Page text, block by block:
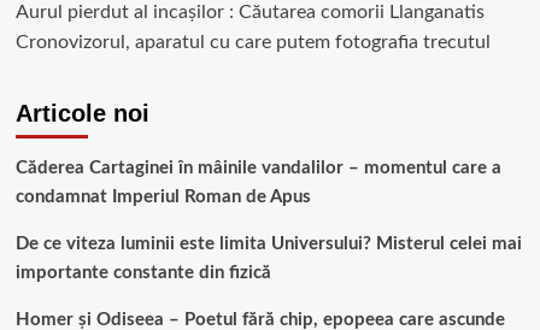
Aurul pierdut al incașilor : Căutarea comorii Llanganatis
Cronovizorul, aparatul cu care putem fotografia trecutul
Articole noi
Căderea Cartaginei în mâinile vandalilor – momentul care a
condamnat Imperiul Roman de Apus
De ce viteza luminii este limita Universului? Misterul celei mai
importante constante din fizică
Homer și Odiseea – Poetul fără chip, epopeea care ascunde